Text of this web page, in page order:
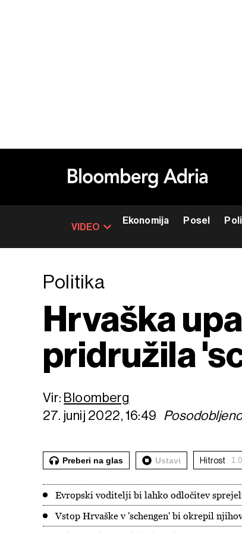
VIDEO
Ekonomija Posel
Politika
Hrvaška
pridružila
Vir: Bloomberg
27. junij 2022, 16:49
Preberi na glas Ustavi Hitrost
Evropski voditelji bi lahko odločitev
Vstop Hrvaške v 'schengen' bi okrepil